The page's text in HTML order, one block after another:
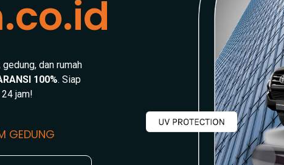
dan rumah
100%. Siap
jam!
GEDUNG